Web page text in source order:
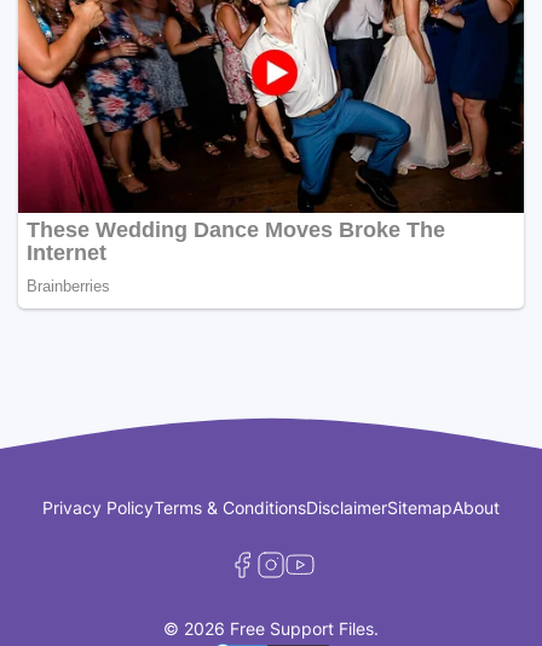
Privacy PolicyTerms & ConditionsDisclaimerSitemapAbout
© 2026 Free Support Files.